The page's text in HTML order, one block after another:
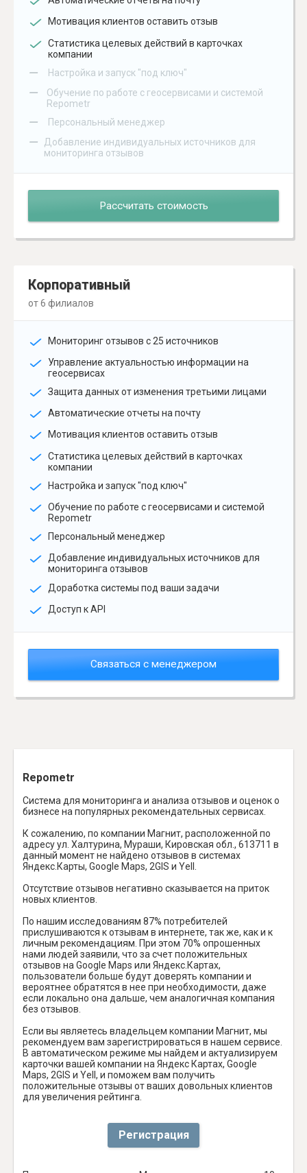
Мотивация клиентов оставить отзыв
Статистика целевых действий в карточках
компании
– Настройка и запуск "под ключ"
–
Обучение по работе с геосервисами и системой
Repometr
– Персональный менеджер
–
Добавление индивидуальных источников для
мониторинга отзывов
Рассчитать стоимость
Корпоративный
от 6 филиалов
Мониторинг отзывов с 25 источников
Управление актуальностью информации на
геосервисах
Защита данных от изменения третьими лицами
Автоматические отчеты на почту
Мотивация клиентов оставить отзыв
Статистика целевых действий в карточках
компании
Настройка и запуск "под ключ"
Обучение по работе с геосервисами и системой
Repometr
Персональный менеджер
Добавление индивидуальных источников для
мониторинга отзывов
Доработка системы под ваши задачи
Доступ к API
Связаться с менеджером
Repometr
Система для мониторинга и анализа отзывов и оценок о
бизнесе на популярных рекомендательных сервисах.
К сожалению, по компании Магнит, расположенной по
адресу ул. Халтурина, Мураши, Кировская обл., 613711 в
данный момент не найдено отзывов в системах
Яндекс.Карты, Google Maps, 2GIS и Yell.
Отсутствие отзывов негативно сказывается на приток
новых клиентов.
По нашим исследованиям 87% потребителей
прислушиваются к отзывам в интернете, так же, как и к
личным рекомендациям. При этом 70% опрошенных
нами людей заявили, что за счет положительных
отзывов на Google Maps или Яндекс.Картах,
пользователи больше будут доверять компании и
вероятнее обратятся в нее при необходимости, даже
если локально она дальше, чем аналогичная компания
без отзывов.
Если вы являетесь владельцем компании Магнит, мы
рекомендуем вам зарегистрироваться в нашем сервисе.
В автоматическом режиме мы найдем и актуализируем
карточки вашей компании на Яндекс Картах, Google
Maps, 2GIS и Yell, и поможем вам получить
положительные отзывы от ваших довольных клиентов
для увеличения рейтинга.
Регистрация